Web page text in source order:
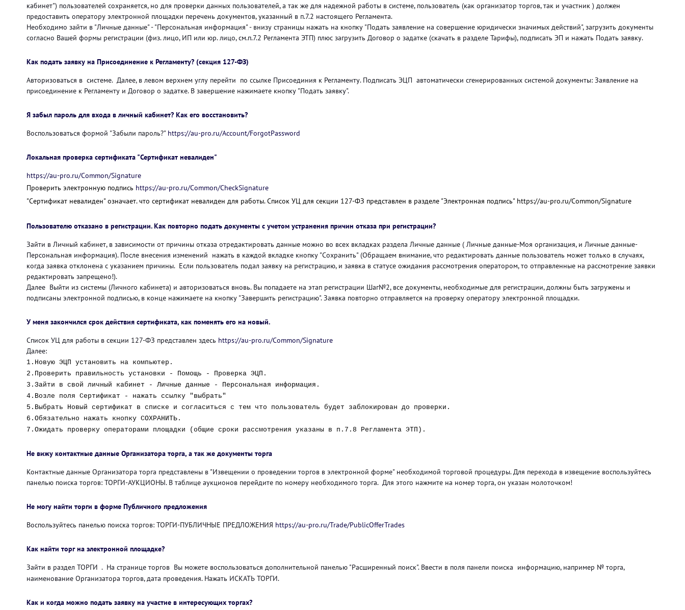
кабинет") пользователей сохраняется, но для проверки данных пользователей, а так же для надежной работы в системе, пользователь (как организатор торгов, так и участник ) должен
предоставить оператору электронной площадки перечень документов, указанный в п.7.2 настоящего Регламента.
Необходимо зайти в "Личные данные" - "Персональная информация" - внизу страницы нажать на кнопку "Подать заявление на совершение юридически значимых действий", загрузить документы
согласно Вашей формы регистрации (физ. лицо, ИП или юр. лицо, см.п.7.2 Регламента ЭТП) плюс загрузить Договор о задатке (скачать в разделе Тарифы), подписать ЭП и нажать Подать заявку.
Как подать заявку на Присоединение к Регламенту? (секция 127-ФЗ)
Авторизоваться в системе. Далее, в левом верхнем углу перейти по ссылке Присоединия к Регламенту. Подписать ЭЦП автоматически сгенерированных системой документы: Заявление на
присоединение к Регламенту и Договор о задатке. В завершение нажимаете кнопку "Подать заявку".
Я забыл пароль для входа в личный кабинет? Как его восстановить?
Воспользоваться формой "Забыли пароль?" https://au-pro.ru/Account/ForgotPassword
Локальная проверка сертификата "Сертификат невалиден"
https://au-pro.ru/Common/Signature
Проверить электронную подпись https://au-pro.ru/Common/CheckSignature
"Сертификат невалиден" означает. что сертификат невалиден для работы. Список УЦ для секции 127-ФЗ представлен в разделе "Электронная подпись" https://au-pro.ru/Common/Signature
Пользователю отказано в регистрации. Как повторно подать документы с учетом устранения причин отказа при регистрации?
Зайти в Личный кабинет, в зависимости от причины отказа отредактировать данные можно во всех вкладках раздела Личные данные ( Личные данные-Моя организация, и Личные данные-
Персональная информация). После внесения изменений нажать в каждой вкладке кнопку "Сохранить" (Обращаем внимание, что редактировать данные пользователь может только в случаях,
когда заявка отклонена с указанием причины. Если пользователь подал заявку на регистрацию, и заявка в статусе ожидания рассмотрения оператором, то отправленные на рассмотрение заявки
редактировать запрещено!).
Далее Выйти из системы (Личного кабинета) и авторизоваться вновь. Вы попадаете на этап регистрации Шаг№2, все документы, необходимые для регистрации, должны быть загружены и
подписаны электронной подписью, в конце нажимаете на кнопку "Завершить регистрацию". Заявка повторно отправляется на проверку оператору электронной площадки.
У меня закончился срок действия сертификата, как поменять его на новый.
Список УЦ для работы в секции 127-ФЗ представлен здесь https://au-pro.ru/Common/Signature
Далее:
1.Новую ЭЦП установить на компьютер.
2.Проверить правильность установки - Помощь - Проверка ЭЦП.
3.Зайти в свой личный кабинет - Личные данные - Персональная информация.
4.Возле поля Сертификат - нажать ссылку "выбрать"
5.Выбрать Новый сертификат в списке и согласиться с тем что пользователь будет заблокирован до проверки.
6.Обязательно нажать кнопку СОХРАНИТЬ.
7.Ожидать проверку операторами площадки (общие сроки рассмотрения указаны в п.7.8 Регламента ЭТП).
Не вижу контактные данные Организатора торга, а так же документы торга
Контактные данные Организатора торга представлены в "Извещении о проведении торгов в электронной форме" необходимой торговой процедуры. Для перехода в извещение воспользуйтесь
панелью поиска торгов: ТОРГИ-АУКЦИОНЫ. В таблице аукционов перейдите по номеру необходимого торга. Для этого нажмите на номер торга, он указан молоточком!
Не могу найти торги в форме Публичного предложения
Воспользуйтесь панелью поиска торгов: ТОРГИ-ПУБЛИЧНЫЕ ПРЕДЛОЖЕНИЯ https://au-pro.ru/Trade/PublicOfferTrades
Как найти торг на электронной площадке?
Зайти в раздел ТОРГИ . На странице торгов Вы можете воспользоваться дополнительной панелью "Расширенный поиск". Ввести в поля панели поиска информацию, например № торга,
наименование Организатора торгов, дата проведения. Нажать ИСКАТЬ ТОРГИ.
Как и когда можно подать заявку на участие в интересующих торгах?